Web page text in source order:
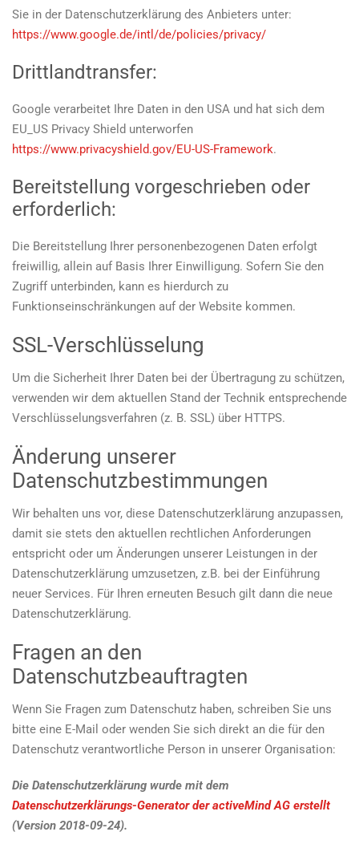
Sie in der Datenschutzerklärung des Anbieters unter:
https://www.google.de/intl/de/policies/privacy/
Drittlandtransfer:
Google verarbeitet Ihre Daten in den USA und hat sich dem
EU_US Privacy Shield unterworfen
https://www.privacyshield.gov/EU-US-Framework.
Bereitstellung vorgeschrieben oder
erforderlich:
Die Bereitstellung Ihrer personenbezogenen Daten erfolgt
freiwillig, allein auf Basis Ihrer Einwilligung. Sofern Sie den
Zugriff unterbinden, kann es hierdurch zu
Funktionseinschränkungen auf der Website kommen.
SSL-Verschlüsselung
Um die Sicherheit Ihrer Daten bei der Übertragung zu schützen,
verwenden wir dem aktuellen Stand der Technik entsprechende
Verschlüsselungsverfahren (z. B. SSL) über HTTPS.
Änderung unserer
Datenschutzbestimmungen
Wir behalten uns vor, diese Datenschutzerklärung anzupassen,
damit sie stets den aktuellen rechtlichen Anforderungen
entspricht oder um Änderungen unserer Leistungen in der
Datenschutzerklärung umzusetzen, z.B. bei der Einführung
neuer Services. Für Ihren erneuten Besuch gilt dann die neue
Datenschutzerklärung.
Fragen an den
Datenschutzbeauftragten
Wenn Sie Fragen zum Datenschutz haben, schreiben Sie uns
bitte eine E-Mail oder wenden Sie sich direkt an die für den
Datenschutz verantwortliche Person in unserer Organisation:
Die Datenschutzerklärung wurde mit dem
Datenschutzerklärungs-Generator der activeMind AG erstellt
(Version 2018-09-24).